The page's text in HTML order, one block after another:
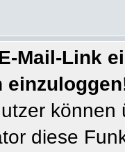
Mail-Link
diese